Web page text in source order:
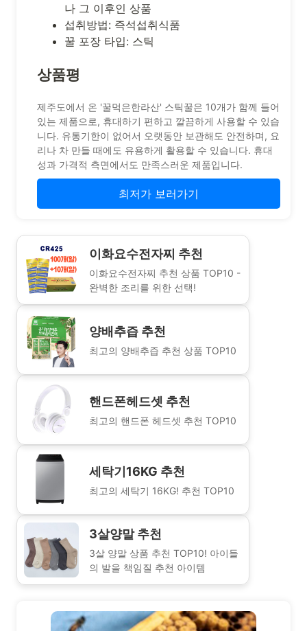
나 그 이후인 상품
섭취방법: 즉석섭취식품
꿀 포장 타입: 스틱
상품평
제주도에서 온 '꿀먹은한라산' 스틱꿀은 10개가 함께 들어
있는 제품으로, 휴대하기 편하고 깔끔하게 사용할 수 있습
니다. 유통기한이 없어서 오랫동안 보관해도 안전하며, 요
리나 차 만들 때에도 유용하게 활용할 수 있습니다. 휴대
성과 가격적 측면에서도 만족스러운 제품입니다.
최저가 보러가기
이화요수전자찌 추천
이화요수전자찌 추천 상품 TOP10 -
완벽한 조리를 위한 선택!
양배추즙 추천
최고의 양배추즙 추천 상품 TOP10
핸드폰헤드셋 추천
최고의 핸드폰 헤드셋 추천 TOP10
세탁기16KG 추천
최고의 세탁기 16KG! 추천 TOP10
3살양말 추천
3살 양말 상품 추천 TOP10! 아이들
의 발을 책임질 추천 아이템